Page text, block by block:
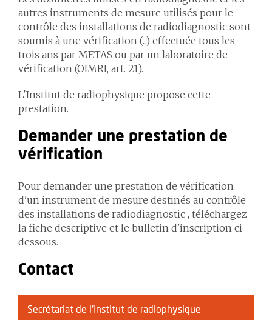
autres instruments de mesure utilisés pour le
contrôle des installations de radiodiagnostic sont
soumis à une vérification (...) effectuée tous les
trois ans par METAS ou par un laboratoire de
vérification (OIMRI, art. 21).
L'Institut de radiophysique propose cette
prestation.
Demander une prestation de
vérification
Pour demander une prestation de vérification
d'un instrument de mesure destinés au contrôle
des installations de radiodiagnostic , téléchargez
la fiche descriptive et le bulletin d'inscription ci-
dessous.
Contact
Secrétariat de l'Institut de radiophysique